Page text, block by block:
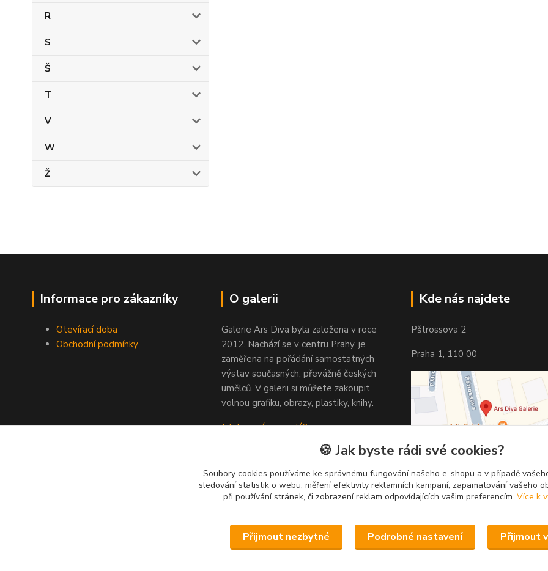
R
S
Š
T
V
W
Ž
Informace pro zákazníky
Otevírací doba
Obchodní podmínky
O galerii
Galerie Ars Diva byla založena v roce
2012. Nachází se v centru Prahy, je
zaměřena na pořádání samostatných
výstav současných, převážně českých
umělců. V galerii si můžete zakoupit
volnou grafiku, obrazy, plastiky, knihy.
Jak to u nás vypadá?
Kde nás najdete
Pštrossova 2
Praha 1, 110 00
🍪 Jak byste rádi své cookies?
Soubory cookies používáme ke správnému fungování našeho e-shopu a v případě
sledování statistik o webu, měření efektivity reklamních kampaní, zapamatování vašeho
při používání stránek, či zobrazení reklam odpovídajících vašim preferencím. Více k
Přijmout nezbytné Podrobné nastavení Přijmout